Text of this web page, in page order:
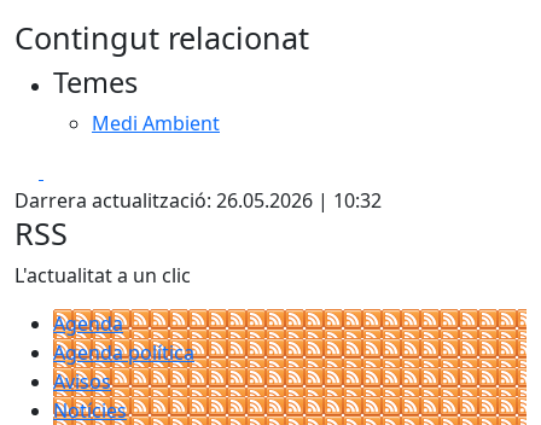
Contingut relacionat
Temes
Medi Ambient
Darrera actualització: 26.05.2026 | 10:32
RSS
L'actualitat a un clic
Agenda
Agenda política
Avisos
Notícies